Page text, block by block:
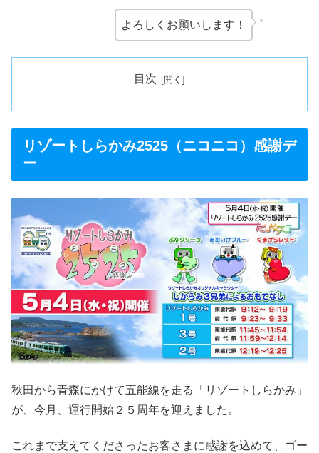
よろしくお願いします！
目次
リゾートしらかみ2525（ニコニコ）感謝デ
ー
秋田から青森にかけて五能線を走る「リゾートしらかみ」
が、今月、運行開始２５周年を迎えました。
これまで支えてくださったお客さまに感謝を込めて、ゴー